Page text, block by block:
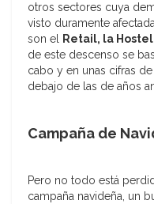
otros sectores cuya
visto duramente
son el Retail, la
de este descenso se
cabo y en unas cifras
debajo de las de años
Campaña de
Pero no todo está
campaña navideña, un